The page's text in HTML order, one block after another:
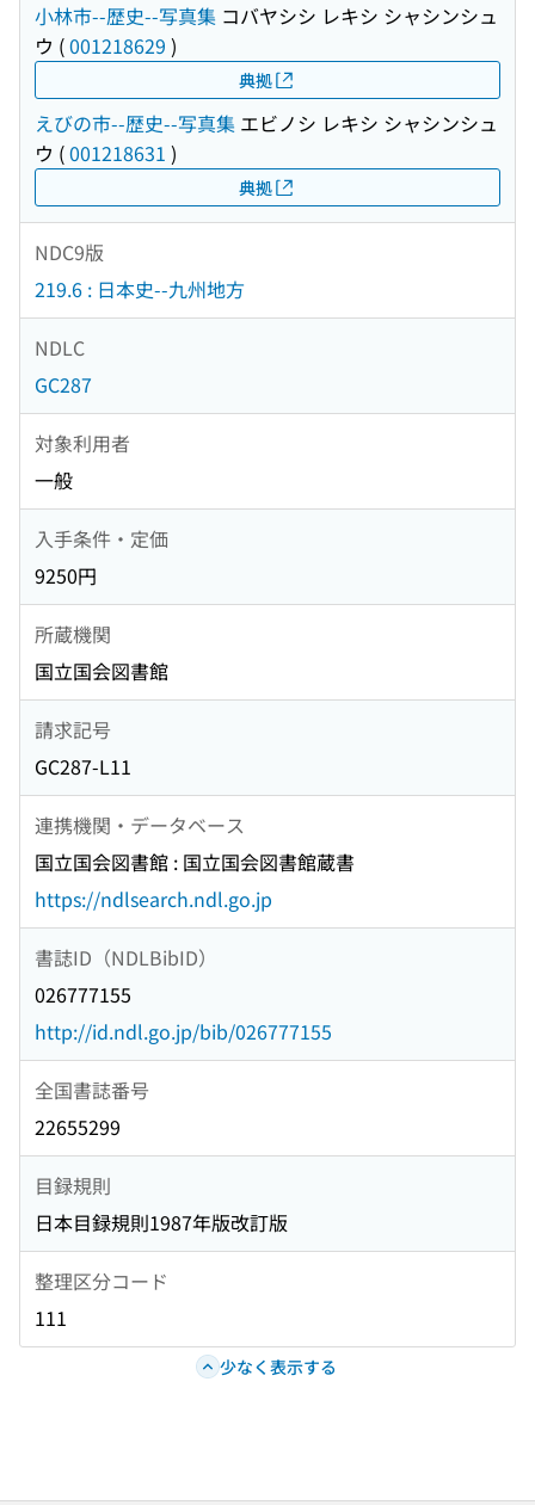
小林市--歴史--写真集 コバヤシシ レキシ シャシンシュ
ウ (001218629 )
典拠
えびの市--歴史--写真集 エビノシ レキシ シャシンシュ
ウ (001218631 )
典拠
NDC9版
219.6 : 日本史--九州地方
NDLC
GC287
対象利用者
一般
入手条件・定価
9250円
所蔵機関
国立国会図書館
請求記号
GC287-L11
連携機関・データベース
国立国会図書館 : 国立国会図書館蔵書
https://ndlsearch.ndl.go.jp
書誌ID（NDLBibID）
026777155
http://id.ndl.go.jp/bib/026777155
全国書誌番号
22655299
目録規則
日本目録規則1987年版改訂版
整理区分コード
111
少なく表示する